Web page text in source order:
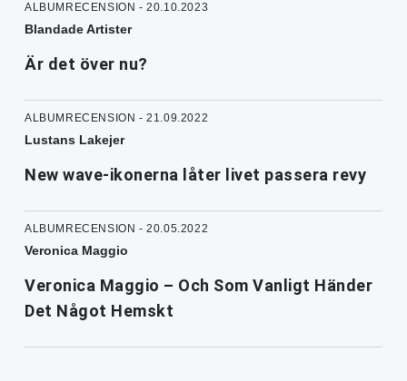
ALBUMRECENSION - 20.10.2023
Blandade Artister
Är det över nu?
ALBUMRECENSION - 21.09.2022
Lustans Lakejer
New wave-ikonerna låter livet passera revy
ALBUMRECENSION - 20.05.2022
Veronica Maggio
Veronica Maggio – Och Som Vanligt Händer
Det Något Hemskt